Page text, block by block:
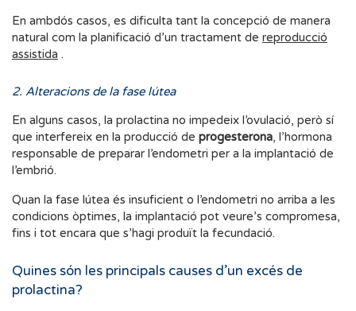
En ambdós casos, es dificulta tant la concepció de manera
natural com la planificació d’un tractament de reproducció
assistida .
2. Alteracions de la fase lútea
En alguns casos, la prolactina no impedeix l’ovulació, però sí
que interfereix en la producció de progesterona, l’hormona
responsable de preparar l’endometri per a la implantació de
l’embrió.
Quan la fase lútea és insuficient o l’endometri no arriba a les
condicions òptimes, la implantació pot veure’s compromesa,
fins i tot encara que s’hagi produït la fecundació.
Quines són les principals causes d’un excés de
prolactina?